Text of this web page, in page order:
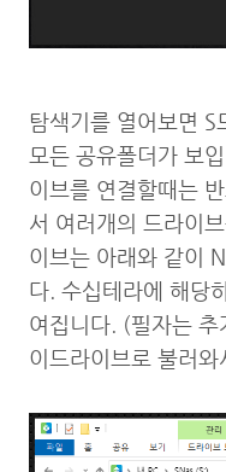
탐색기를 열어보면 S
모든 공유폴더가 보
이브를 연결할때는
서 여러개의 드라이
이브는 아래와 같이
다. 수십테라에 해당
여집니다. (필자는 추
이드라이브로 불러